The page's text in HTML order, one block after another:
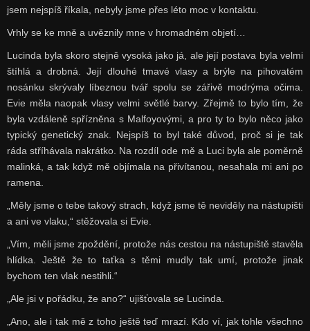
jsem nejspíš říkala, nebyly jsme přes léto moc v kontaktu.
Vrhly se ke mně a uvěznily mne v hromadném objetí…
Lucinda byla skoro stejně vysoká jako já, ale její postava byla velmi
štíhlá a drobná. Její dlouhé tmavé vlasy a brýle na pihovatém
nosánku skrývaly líbeznou tvář spolu se zářivě modrýma očima.
Evie měla naopak vlasy velmi světlé barvy. Zřejmě to bylo tím, že
byla vzdáleně spřízněna s Malfoyovými, a pro ty to bylo něco jako
typický genetický znak. Nejspíš to byl také důvod, proč si je tak
ráda stříhávala nakrátko. Na rozdíl ode mě a Luci byla ale poměrně
malinká, a tak když mě objímala na přivítanou, nesahala mi ani po
ramena.
„Měly jsme o tebe takový strach, když jsme tě neviděly na nástupišti
a ani ve vlaku,“ stěžovala si Evie.
„Vím, měli jsme zpoždění, protože nás cestou na nástupiště stavěla
hlídka. Ještě že to taťka s těmi mudly tak umí, protože jinak
bychom ten vlak nestihli.“
„Ale jsi v pořádku, že ano?“ ujišťovala se Lucinda.
„Ano, ale i tak mě z toho ještě teď mrazí. Kdo ví, jak tohle všechno